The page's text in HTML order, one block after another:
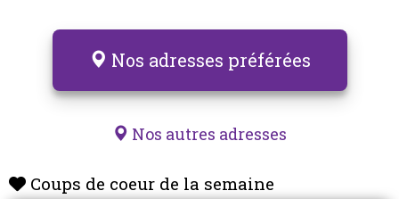
Nos adresses préférées
Nos autres adresses
Coups de coeur de la semaine